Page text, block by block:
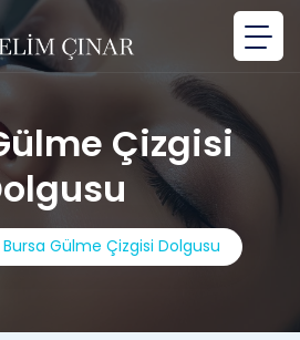
Çizgisi
Bursa Gülme Çizgisi Dolgusu